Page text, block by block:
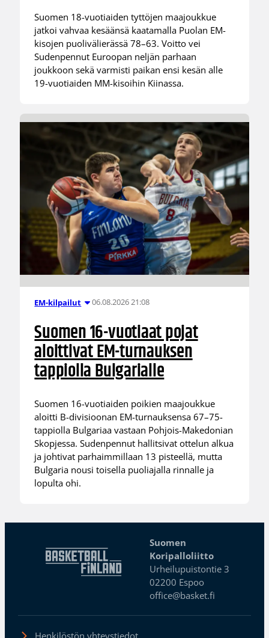
Suomen 18-vuotiaiden tyttöjen maajoukkue
jatkoi vahvaa kesäänsä kaatamalla Puolan EM-
kisojen puolivälierässä 78–63. Voitto vei
Sudenpennut Euroopan neljän parhaan
joukkoon sekä varmisti paikan ensi kesän alle
19-vuotiaiden MM-kisoihin Kiinassa.
EM-kilpailut 06.08.2026 21:08
Suomen 16-vuotiaat pojat
aloittivat EM-turnauksen
tappiolla Bulgarialle
Suomen 16-vuotiaiden poikien maajoukkue
aloitti B-divisioonan EM-turnauksensa 67–75-
tappiolla Bulgariaa vastaan Pohjois-Makedonian
Skopjessa. Sudenpennut hallitsivat ottelun alkua
ja johtivat parhaimmillaan 13 pisteellä, mutta
Bulgaria nousi toisella puoliajalla rinnalle ja
lopulta ohi.
Suomen
Koripalloliitto
Urheilupuistontie 3
02200 Espoo
office@basket.fi
Henkilöstön yhteystiedot